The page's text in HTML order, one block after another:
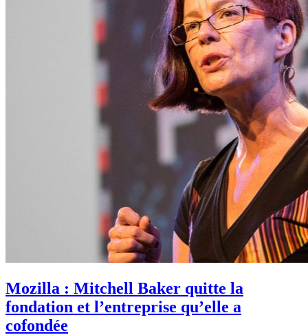
Mozilla : Mitchell Baker quitte la
fondation et l’entreprise qu’elle a
cofondée